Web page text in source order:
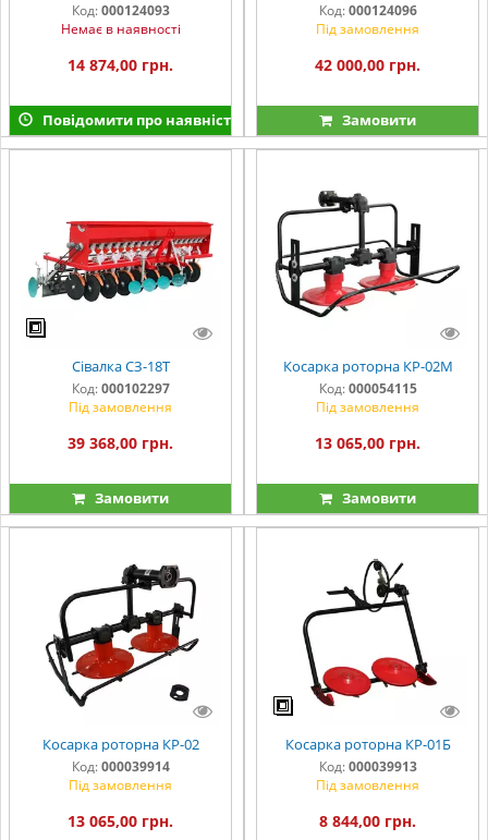
Код: 000124093
Немає в наявності
14 874,00 грн.
Повідомити про наявність
Код: 000124096
Під замовлення
42 000,00 грн.
Замовити
Сівалка СЗ-18Т
Код: 000102297
Під замовлення
39 368,00 грн.
Замовити
Косарка роторна КР-02М
Код: 000054115
Під замовлення
13 065,00 грн.
Замовити
Косарка роторна КР-02
Код: 000039914
Під замовлення
13 065,00 грн.
Косарка роторна КР-01Б
Код: 000039913
Під замовлення
8 844,00 грн.